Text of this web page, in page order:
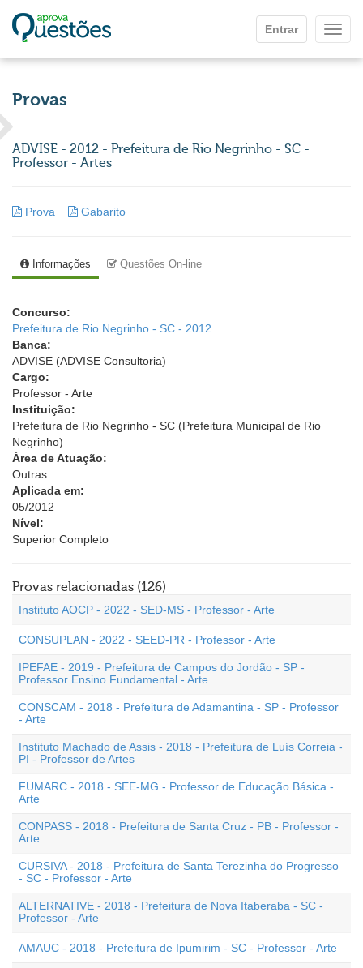
Entrar
Provas
ADVISE - 2012 - Prefeitura de Rio Negrinho - SC -
Professor - Artes
Prova Gabarito
Informações Questões On-line
Concurso:
Prefeitura de Rio Negrinho - SC - 2012
Banca:
ADVISE (ADVISE Consultoria)
Cargo:
Professor - Arte
Instituição:
Prefeitura de Rio Negrinho - SC (Prefeitura Municipal de Rio
Negrinho)
Área de Atuação:
Outras
Aplicada em:
05/2012
Nível:
Superior Completo
Provas relacionadas (126)
Instituto AOCP - 2022 - SED-MS - Professor - Arte
CONSUPLAN - 2022 - SEED-PR - Professor - Arte
IPEFAE - 2019 - Prefeitura de Campos do Jordão - SP -
Professor Ensino Fundamental - Arte
CONSCAM - 2018 - Prefeitura de Adamantina - SP - Professor
- Arte
Instituto Machado de Assis - 2018 - Prefeitura de Luís Correia -
PI - Professor de Artes
FUMARC - 2018 - SEE-MG - Professor de Educação Básica -
Arte
CONPASS - 2018 - Prefeitura de Santa Cruz - PB - Professor -
Arte
CURSIVA - 2018 - Prefeitura de Santa Terezinha do Progresso
- SC - Professor - Arte
ALTERNATIVE - 2018 - Prefeitura de Nova Itaberaba - SC -
Professor - Arte
AMAUC - 2018 - Prefeitura de Ipumirim - SC - Professor - Arte